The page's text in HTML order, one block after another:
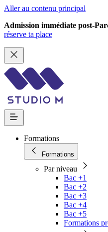
Aller au contenu principal
Admission immédiate post-
réserve ta place
Formations
Formations
Par niveau
Bac +1
Bac +2
Bac +3
Bac +4
Bac +5
Formations